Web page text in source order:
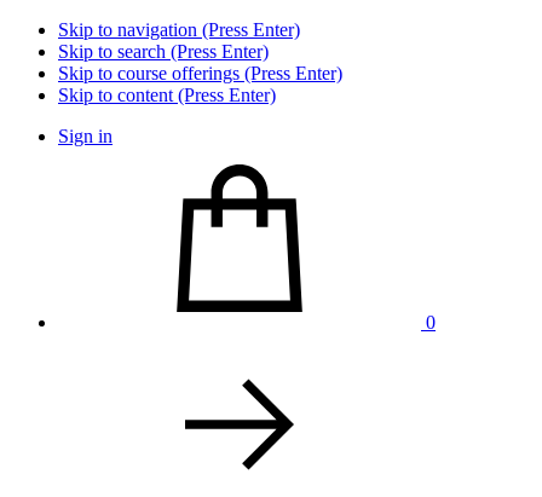
Skip to navigation (Press Enter)
Skip to search (Press Enter)
Skip to course offerings (Press Enter)
Skip to content (Press Enter)
Sign in
0